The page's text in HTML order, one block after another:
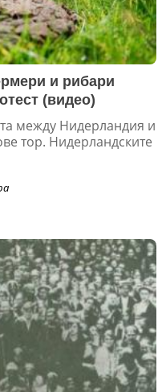
и рибари
(видео)
между Нидерландия и
тор. Нидерландските